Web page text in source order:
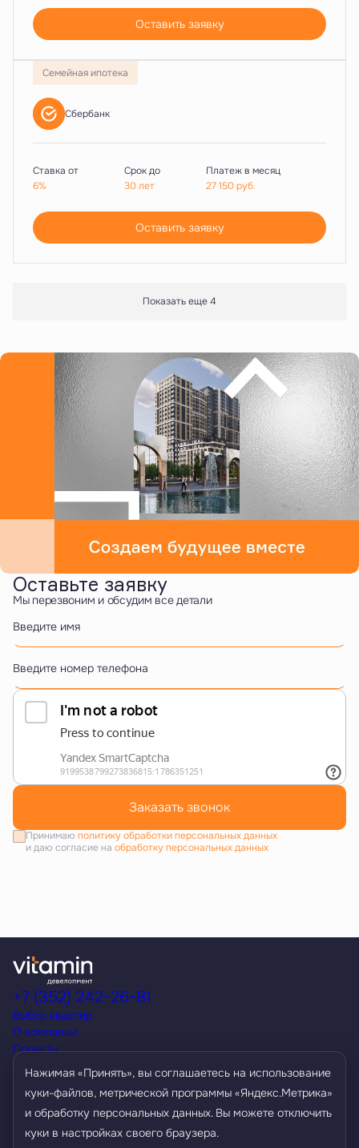
Оставить заявку
Семейная ипотека
Сбербанк
Ставка от
6%
Срок до
30 лет
Платеж в месяц
27 150руб.
Оставить заявку
Показать еще 4
Оставьте заявку
Мы перезвоним и обсудим все детали
Введите имя
Введите номер телефона
Заказать звонок
Принимаю политику обработки персональных данных
и даю согласие на обработку персональных данных
Выбор квартир
О компании
Проекты
Акции
Способы покупки
Условия кредитования
Контакты
Агентам
+7 (352) 242-26-81
Нажимая «Принять», вы соглашаетесь на использование
куки-файлов, метрической программы «Яндекс.Метрика»
и обработку персональных данных. Вы можете отключить
куки в настройках своего браузера.